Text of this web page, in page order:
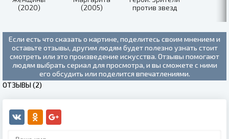
(2020)
(2005)
против звезд
Если есть что сказать о картине, поделитесь своим мнением и
оставьте отзывы, другим людям будет полезно узнать стоит
смотреть или это произведение искусства. Отзывы помогают
людям выбрать сериал для просмотра, и вы сможете с ними
его обсудить или поделится впечатлениями.
ОТЗЫВЫ (2)